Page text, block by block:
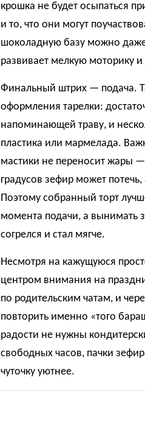
крошка не будет осыпаться
и то, что они могут
шоколадную базу можно
развивает мелкую моторику и
Финальный штрих — подача.
оформления тарелки:
напоминающей траву, и
пластика или мармелада.
мастики не переносит жары
градусов зефир может
Поэтому собранный торт
момента подачи, а вынимать
согрелся и стал мягче.
Несмотря на кажущуюся
центром внимания на
по родительским чатам, и
повторить именно «того
радости не нужны
свободных часов, пачки
чуточку уютнее.